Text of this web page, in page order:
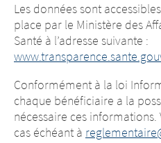
Les données sont
place par le Ministère des
Santé à l’adresse suivante :
Conformément à la loi
chaque bénéficiaire a la
nécessaire ces
cas échéant à